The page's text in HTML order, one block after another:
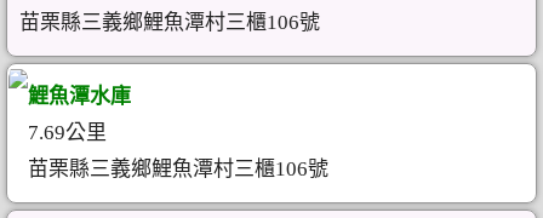
苗栗縣三義鄉鯉魚潭村三櫃106號
鯉魚潭水庫
7.69公里
苗栗縣三義鄉鯉魚潭村三櫃106號